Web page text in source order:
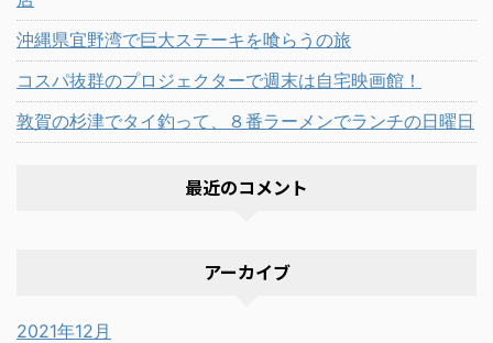
沖縄県宜野湾で巨大ステーキを喰らうの旅
コスパ抜群のプロジェクターで週末は自宅映画館！
敦賀の杉津でタイ釣って、８番ラーメンでランチの日曜日
最近のコメント
アーカイブ
2021年12月